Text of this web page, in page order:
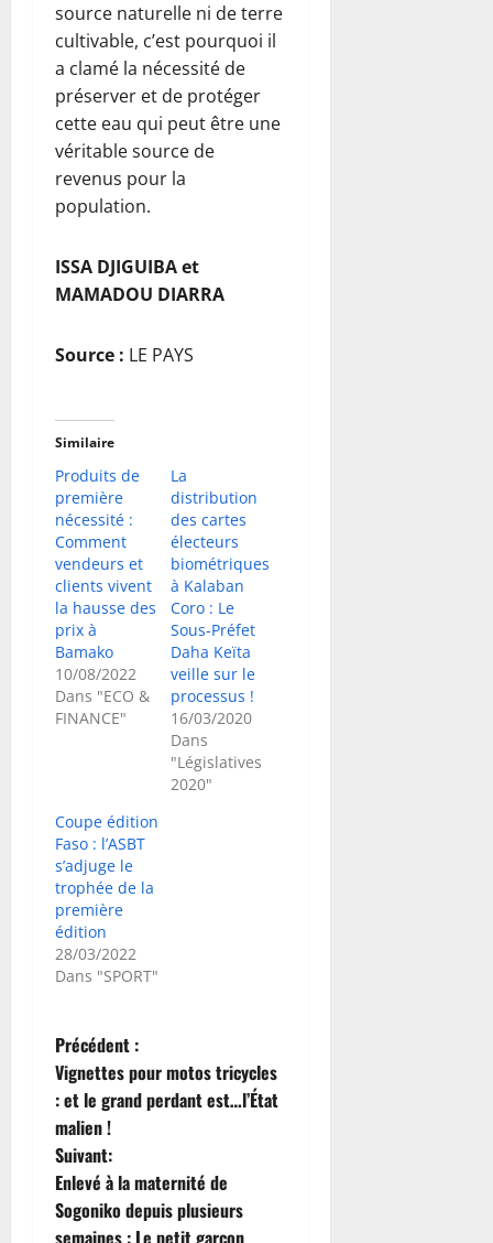
source naturelle ni de terre
cultivable, c’est pourquoi il
a clamé la nécessité de
préserver et de protéger
cette eau qui peut être une
véritable source de
revenus pour la
population.
ISSA DJIGUIBA et
MAMADOU DIARRA
Source : LE PAYS
Similaire
Produits de
première
nécessité :
Comment
vendeurs et
clients vivent
la hausse des
prix à
Bamako
10/08/2022
Dans "ECO &
FINANCE"
La
distribution
des cartes
électeurs
biométriques
à Kalaban
Coro : Le
Sous-Préfet
Daha Keïta
veille sur le
processus !
16/03/2020
Dans
"Législatives
2020"
Coupe édition
Faso : l’ASBT
s’adjuge le
trophée de la
première
édition
28/03/2022
Dans "SPORT"
N
a
v
i
Précédent :
Vignettes pour motos tricycles
: et le grand perdant est…l’État
malien !
Suivant:
Enlevé à la maternité de
Sogoniko depuis plusieurs
semaines : Le petit garçon